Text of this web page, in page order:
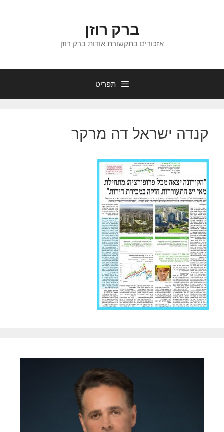
ברק רוזן
אזכורים בתקשורת אודות ברק רוזן
תפריט
קנדה ישראל דה מרקר